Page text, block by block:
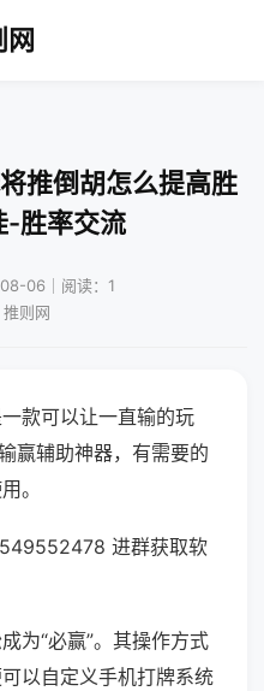
网
推倒胡怎么提高胜
-胜率交流
06｜阅读：1
则网
款可以让一直输的玩
赢辅助神器，有需要的
。
进群获取软
为“必赢”。其操作方式
以自定义手机打牌系统